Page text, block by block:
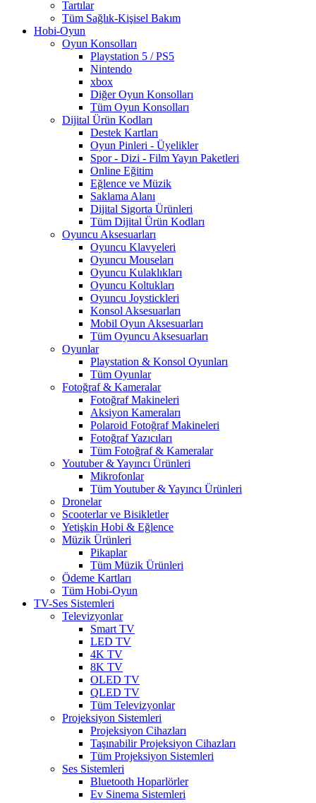
Tartılar
Tüm Sağlık-Kişisel Bakım
Hobi-Oyun
Oyun Konsolları
Playstation 5 / PS5
Nintendo
xbox
Diğer Oyun Konsolları
Tüm Oyun Konsolları
Dijital Ürün Kodları
Destek Kartları
Oyun Pinleri - Üyelikler
Spor - Dizi - Film Yayın Paketleri
Online Eğitim
Eğlence ve Müzik
Saklama Alanı
Dijital Sigorta Ürünleri
Tüm Dijital Ürün Kodları
Oyuncu Aksesuarları
Oyuncu Klavyeleri
Oyuncu Mouseları
Oyuncu Kulaklıkları
Oyuncu Koltukları
Oyuncu Joystickleri
Konsol Aksesuarları
Mobil Oyun Aksesuarları
Tüm Oyuncu Aksesuarları
Oyunlar
Playstation & Konsol Oyunları
Tüm Oyunlar
Fotoğraf & Kameralar
Fotoğraf Makineleri
Aksiyon Kameraları
Polaroid Fotoğraf Makineleri
Fotoğraf Yazıcıları
Tüm Fotoğraf & Kameralar
Youtuber & Yayıncı Ürünleri
Mikrofonlar
Tüm Youtuber & Yayıncı Ürünleri
Dronelar
Scooterlar ve Bisikletler
Yetişkin Hobi & Eğlence
Müzik Ürünleri
Pikaplar
Tüm Müzik Ürünleri
Ödeme Kartları
Tüm Hobi-Oyun
TV-Ses Sistemleri
Televizyonlar
Smart TV
LED TV
4K TV
8K TV
OLED TV
QLED TV
Tüm Televizyonlar
Projeksiyon Sistemleri
Projeksiyon Cihazları
Taşınabilir Projeksiyon Cihazları
Tüm Projeksiyon Sistemleri
Ses Sistemleri
Bluetooth Hoparlörler
Ev Sinema Sistemleri